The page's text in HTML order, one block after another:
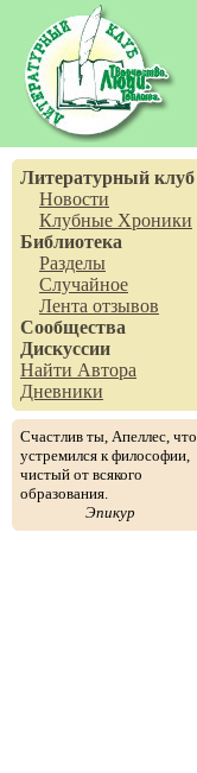
Литературный клуб
Новости
Клубные Хроники
Библиотека
Разделы
Случайное
Лента отзывов
Сообщества
Дискуссии
Найти Автора
Дневники
Счастлив ты, Апеллес, что
устремился к философии,
чистый от всякого
образования.
Эпикур